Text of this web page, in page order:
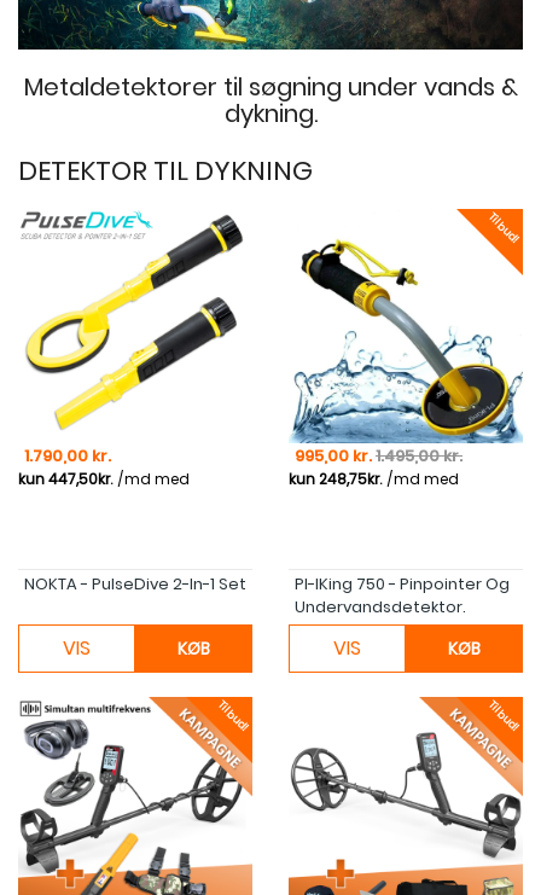
Metaldetektorer til søgning under vands &
dykning.
DETEKTOR TIL DYKNING
Pris
1.790,00 kr.
NOKTA - PulseDive 2-In-1 Set
VIS KØB
Tilbud!
Pris
995,00 kr.Normal pris
1.495,00 kr.
PI-IKing 750 - Pinpointer Og
Undervandsdetektor.
VIS KØB
Tilbud! Tilbud!